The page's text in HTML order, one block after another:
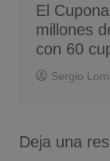
El
millones
con 60
Sergio
Deja una